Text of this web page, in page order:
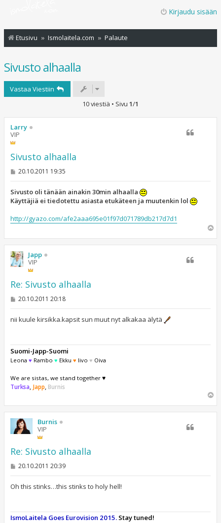
Kirjaudu sisään
Etusivu Ismolaitela.com Palaute
Sivusto alhaalla
Vastaa Viestiin
10 viestiä • Sivu 1/1
Larry
VIP
Sivusto alhaalla
V
s
t
i
20.10.2011 19:35
Sivusto oli tänään ainakin 30min alhaalla
Käyttäjiä ei tiedotettu asiasta etukäteen ja muutenkin lol
http://gyazo.com/afe2aaa695e01f97d071789db217d7d1
ö
Japp
VIP
Re: Sivusto alhaalla
V
s
20.10.2011 20:18
nii kuule kirsikka.kapsit sun muut nyt alkakaa älytä
Suomi-Japp-Suomi
Leona ♥ Rambo ♥ Ekku ♥ Iivo ♥ Oiva
We are sistas, we stand together ♥
Turksa Japp Burnis
ö
Burnis
VIP
Re: Sivusto alhaalla
V
s
20.10.2011 20:39
Oh this stinks…this stinks to holy hell!
IsmoLaitela Goes Eurovision 2015.Stay tuned!